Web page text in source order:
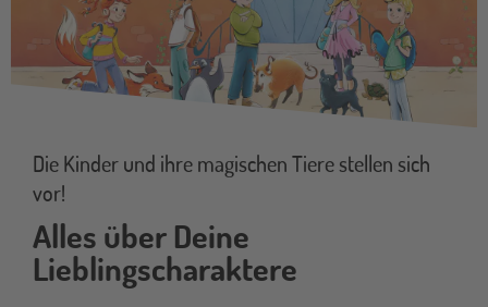
Die Kinder und ihre magischen Tiere stellen sich
vor!
Alles über Deine
Lieblingscharaktere